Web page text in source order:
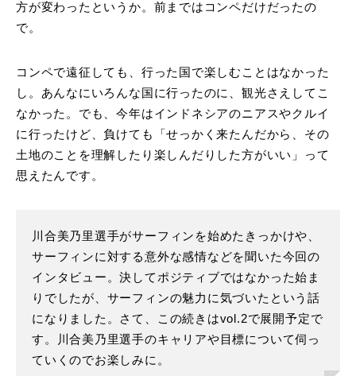
方が変わったというか。前まではコンペだけだったの
で。
コンペで遠征しても、行った国で楽しむことはなかった
し。あんなにいろんな国に行ったのに、観光さえしてこ
なかった。でも、今年はインドネシアのニアスやクルイ
に行ったけど、負けても「せっかく来たんだから、その
土地のことを理解したり楽しんだりした方がいい」って
思えたんです。
川合美乃里選手がサーフィンを始めたきっかけや、
サーフィンに対する意外な感情などを聞いた今回の
インタビュー。決してポジティブではなかった始ま
りでしたが、サーフィンの魅力に気づいたという話
になりました。さて、この続きはvol.2で展開予定で
す。川合美乃里選手のキャリアや目標について伺っ
ていくのでお楽しみに。